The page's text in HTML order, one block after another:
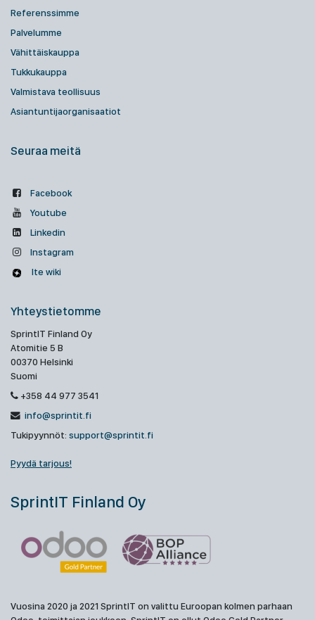
Referenssimme
Palvelumme
Vähittäiskauppa
Tukkukauppa
Valmistava teollisuus
Asiantuntijaorganisaatiot
Seuraa meitä
Facebook
Youtube
Linkedin
Instagram
Ite wiki
Yhteystietomme
SprintIT Finland Oy
Atomitie 5 B
00370 Helsinki
Suomi
+358 44 977 3541
info@sprintit.fi
Tukipyynnöt: support@sprintit.fi
Pyydä tarjous!
SprintIT Finland Oy
Vuosina 2020 ja 2021 SprintIT on valittu Euroopan kolmen parhaan